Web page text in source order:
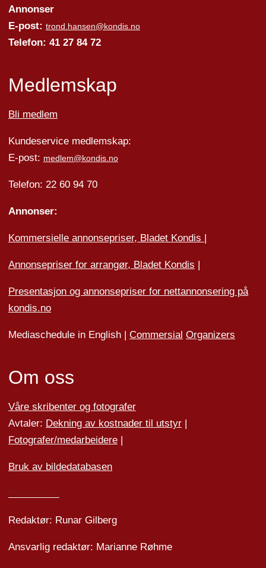
Annonser
E-post: trond.hansen@kondis.no
Telefon: 41 27 84 72
Medlemskap
Bli medlem
Kundeservice medlemskap:
E-post: medlem@kondis.no
Telefon: 22 60 94 70
Annonser:
Kommersielle annonsepriser, Bladet Kondis |
Annonsepriser for arrangør, Bladet Kondis |
Presentasjon og annonsepriser for nettannonsering på
kondis.no
Mediaschedule in English | Commersial Organizers
Om oss
Våre skribenter og fotografer
Avtaler: Dekning av kostnader til utstyr|
Fotografer/medarbeidere|
Bruk av bildedatabasen
Redaktør: Runar Gilberg
Ansvarlig redaktør: Marianne Røhme